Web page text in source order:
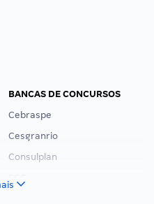
BANCAS DE CONCURSOS
Cebraspe
Cesgranrio
Consulplan